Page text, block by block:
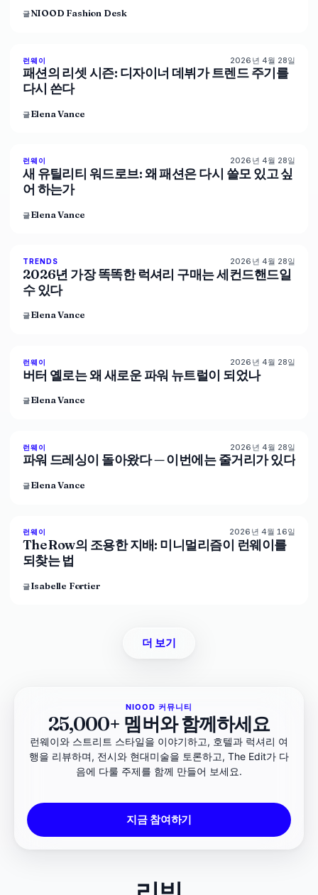
글NIOOD Fashion Desk
88% 72
런웨이 2026년 4월 28일
패션의 리셋 시즌: 디자이너 데뷔가 트렌드 주기를
다시 쓴다
글Elena Vance
87% 67
런웨이 2026년 4월 28일
새 유틸리티 워드로브: 왜 패션은 다시 쓸모 있고 싶
어 하는가
글Elena Vance
89% 77
TRENDS 2026년 4월 28일
2026년 가장 똑똑한 럭셔리 구매는 세컨드핸드일
수 있다
글Elena Vance
86% 60
런웨이 2026년 4월 28일
버터 옐로는 왜 새로운 파워 뉴트럴이 되었나
글Elena Vance
86% 62
런웨이 2026년 4월 28일
파워 드레싱이 돌아왔다 — 이번에는 줄거리가 있다
글Elena Vance
93% 67
런웨이 2026년 4월 16일
The Row의 조용한 지배: 미니멀리즘이 런웨이를
되찾는 법
글Isabelle Fortier
더 보기
NIOOD 커뮤니티
25,000+ 멤버와 함께하세요
런웨이와 스트리트 스타일을 이야기하고, 호텔과 럭셔리 여
행을 리뷰하며, 전시와 현대미술을 토론하고, The Edit가 다
음에 다룰 주제를 함께 만들어 보세요.
지금 참여하기